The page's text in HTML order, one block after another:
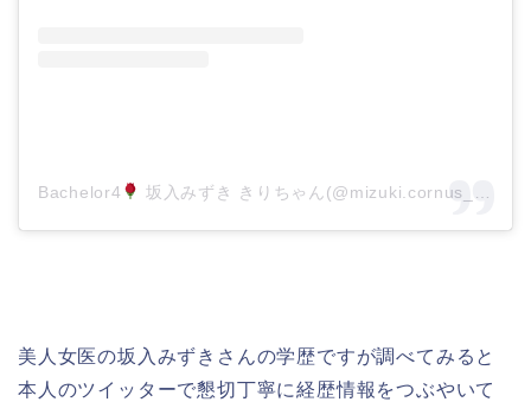
Bachelor4 坂入みずき きりちゃん(@mizuki.cornus_florida)がシェアした投稿
美人女医の坂入みずきさんの学歴ですが調べてみると
本人のツイッターで懇切丁寧に経歴情報をつぶやいて